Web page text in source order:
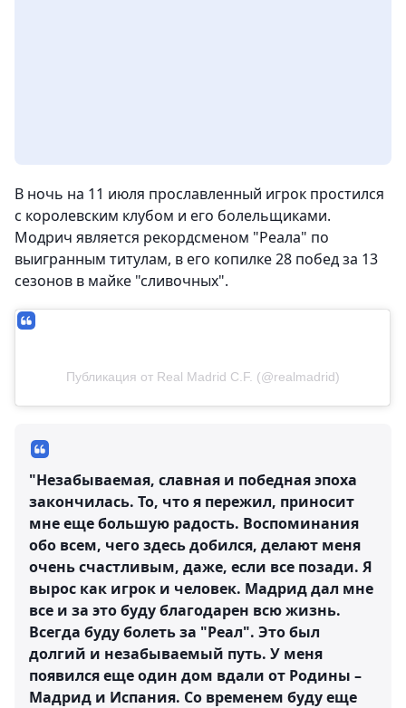
В ночь на 11 июля прославленный игрок простился
с королевским клубом и его болельщиками.
Модрич является рекордсменом "Реала" по
выигранным титулам, в его копилке 28 побед за 13
сезонов в майке "сливочных".
Публикация от Real Madrid C.F. (@realmadrid)
"Незабываемая, славная и победная эпоха
закончилась. То, что я пережил, приносит
мне еще большую радость. Воспоминания
обо всем, чего здесь добился, делают меня
очень счастливым, даже, если все позади. Я
вырос как игрок и человек. Мадрид дал мне
все и за это буду благодарен всю жизнь.
Всегда буду болеть за "Реал". Это был
долгий и незабываемый путь. У меня
появился еще один дом вдали от Родины –
Мадрид и Испания. Со временем буду еще